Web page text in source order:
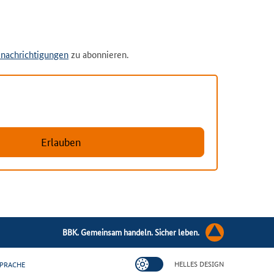
zu abonnieren.
Erlauben
BBK. Gemeinsam handeln. Sicher leben.
HELLES DESIGN